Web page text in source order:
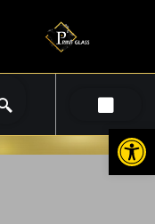
פתח סרגל נגישות